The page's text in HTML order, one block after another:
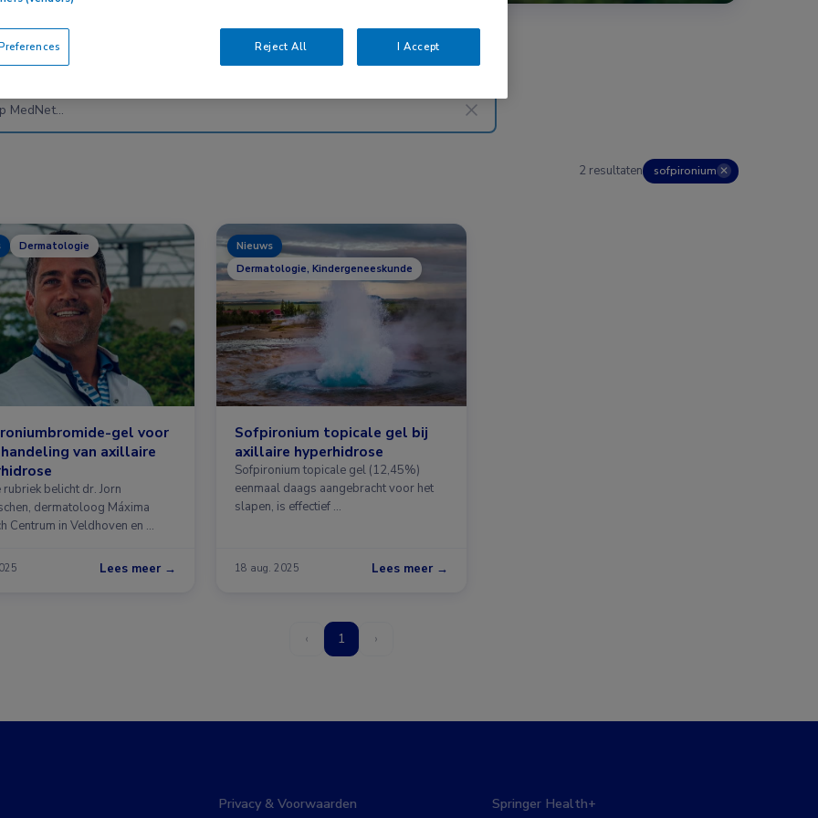
Nieuws
2 resultaten sofpironium ✕
Dermatologie
gel voor
van axillaire
rubriek belicht dr. Jorn
dermatoloog Máxima
Centrum in Veldhoven en …
Lees meer →
Nieuws
Dermatologie, Kindergeneeskunde
Sofpironium topicale gel bij
axillaire hyperhidrose
Sofpironium topicale gel (12,45%)
eenmaal daags aangebracht voor het
slapen, is effectief …
18 aug. 2025 Lees meer →
‹ 1 ›
Privacy & Voorwaarden Springer Health+
Reject All I Accept